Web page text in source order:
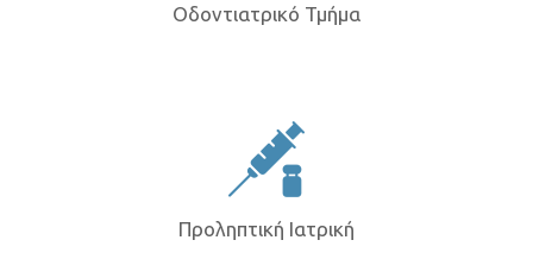
Οδοντιατρικό Τμήμα
Προληπτική Ιατρική